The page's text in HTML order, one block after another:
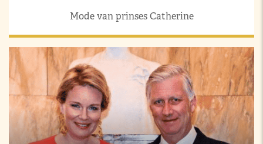
Mode van prinses Catherine